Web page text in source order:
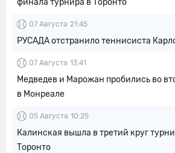
финала турнира в Торонто
07 Августа 21:45
РУСАДА отстранило теннисиста
07 Августа 13:41
Медведев и Марожан пробились во
в Монреале
05 Августа 10:25
Калинская вышла в третий круг
Торонто